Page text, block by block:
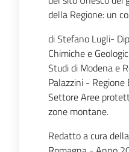
della Regione: un
di Stefano Lugli-
Chimiche e
Studi di Modena e
Palazzini -
Settore Aree
zone montane.
Redatto a cura